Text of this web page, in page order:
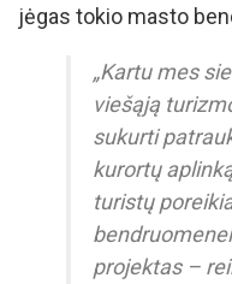
jėgas tokio masto
„Kartu mes
viešąją
sukurti
kurortų
turistų
projektas –